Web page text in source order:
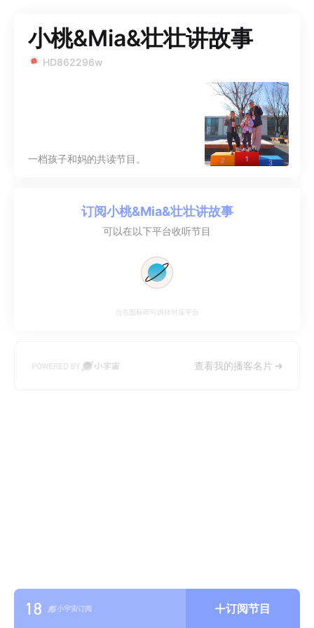
小桃&Mia&壮壮讲故事
HD862296w
一档孩子和妈的共读节目。
订阅小桃&Mia&壮壮讲故事
可以在以下平台收听节目
点击图标即可跳转对应平台
查看我的播客名片
18 小宇宙订阅 订阅节目